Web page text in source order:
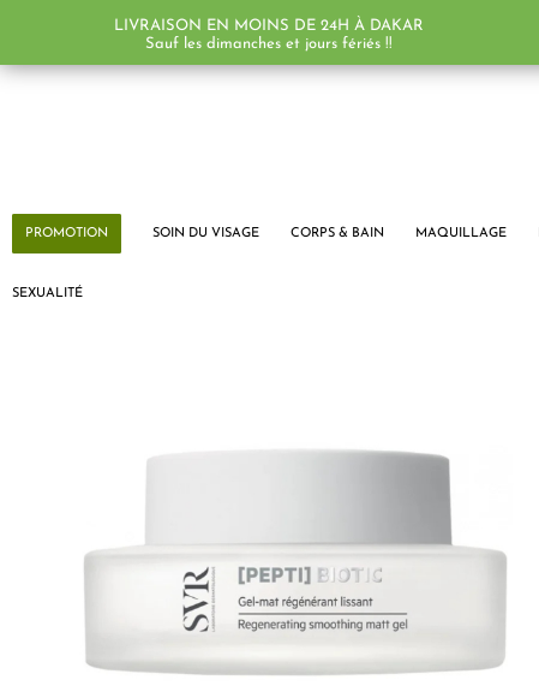
PROMOTION SOIN DU VISAGE CORPS & BAIN MAQUILLAGE
SEXUALITÉ
LIVRAISON EN MOINS DE 24H À DAKAR
Sauf les dimanches et jours fériés !!